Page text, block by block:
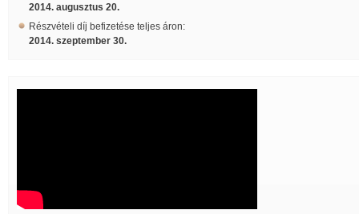
2014. augusztus 20.
Részvételi díj befizetése teljes áron:
2014. szeptember 30.